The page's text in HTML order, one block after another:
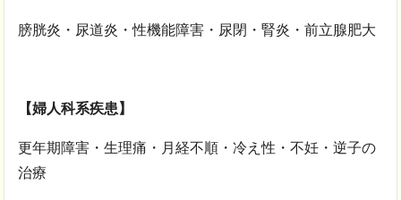
膀胱炎・尿道炎・性機能障害・尿閉・腎炎・前立腺肥大
【婦人科系疾患】
更年期障害・生理痛・月経不順・冷え性・不妊・逆子の
治療